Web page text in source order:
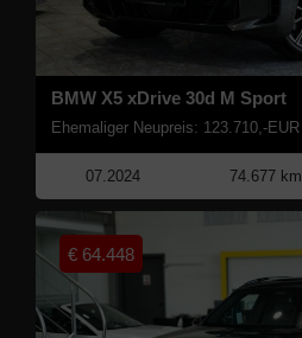
BMW X5 xDrive 30d M Sport
Ehemaliger Neupreis: 123.710,-EUR
07.2024 74.677 km
€ 64.448